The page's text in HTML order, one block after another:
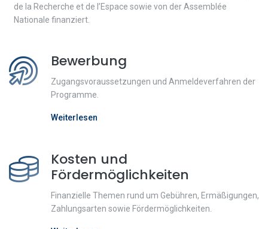
de la Recherche et de l’Espace sowie von der Assemblée
Nationale finanziert.
Bewerbung
Zugangsvoraussetzungen und Anmeldeverfahren der
Programme.
Weiterlesen
Kosten und
Fördermöglichkeiten
Finanzielle Themen rund um Gebühren, Ermäßigungen,
Zahlungsarten sowie Fördermöglichkeiten.